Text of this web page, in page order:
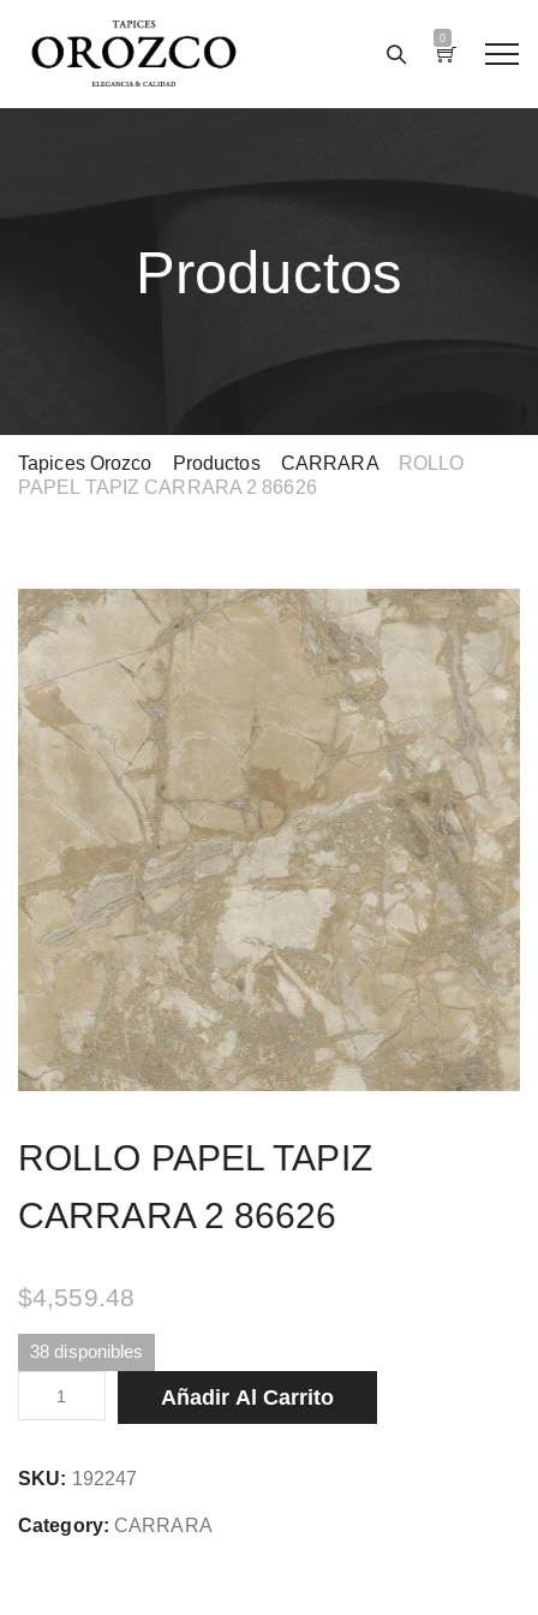
0
Productos
Tapices Orozco Productos> CARRARA>
ROLLO
PAPEL TAPIZ CARRARA 2 86626
ROLLO PAPEL TAPIZ
CARRARA 2 86626
$4,559.48
38 disponibles
ROLLO
PAPEL
CARRARA
2
Añadir Al Carrito
SKU: 192247
Category: CARRARA